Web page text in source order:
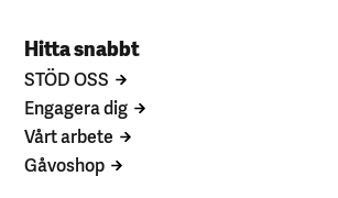
Hitta snabbt
STÖD OSS
Engagera dig
Vårt arbete
Gåvoshop